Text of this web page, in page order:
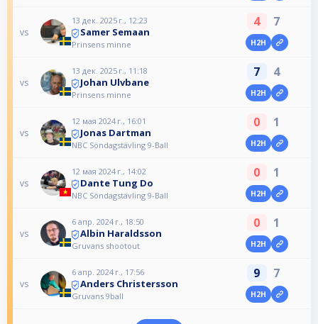
vs
13 дек. 2025 г., 12:23
Samer Semaan
Prinsens minne
4 7
H2H
vs
13 дек. 2025 г., 11:18
Johan Ulvbane
Prinsens minne
7 4
H2H
vs
12 мая 2024 г., 16:01
Jonas Dartman
NBC Söndagstävling 9-Ball
0 1
H2H
vs
12 мая 2024 г., 14:02
Dante Tung Do
NBC Söndagstävling 9-Ball
0 1
H2H
vs
6 апр. 2024 г., 18:50
Albin Haraldsson
Gruvans shootout
0 1
H2H
vs
6 апр. 2024 г., 17:56
Anders Christersson
Gruvans 9ball
9 7
H2H